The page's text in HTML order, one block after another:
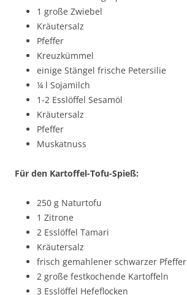
1 große Zwiebel
Kräutersalz
Pfeffer
Kreuzkümmel
einige Stängel frische Petersilie
¼ l Sojamilch
1-2 Esslöffel Sesamöl
Kräutersalz
Pfeffer
Muskatnuss
Für den Kartoffel-Tofu-Spieß:
250 g Naturtofu
1 Zitrone
2 Esslöffel Tamari
Kräutersalz
frisch gemahlener schwarzer Pfeffer
2 große festkochende Kartoffeln
3 Esslöffel Hefeflocken